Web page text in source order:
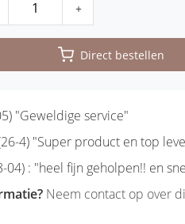
+
Direct bestellen
"Geweldige service"
4) "Super product en top
04) : "heel fijn geholpen!! en
Neem contact op over